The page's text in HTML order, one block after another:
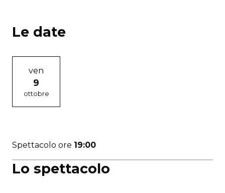
Lo spettacolo
Le date
ven
9
ottobre
Spettacolo ore 19:00